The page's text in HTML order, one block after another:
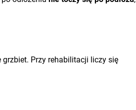
Przy rehabilitacji liczy się